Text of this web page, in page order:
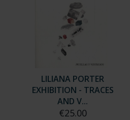
LILIANA PORTER
EXHIBITION - TRACES
AND V...
€25.00